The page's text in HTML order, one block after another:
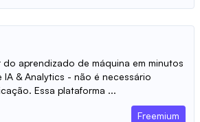
aprendizado de máquina em minutos
IA & Analytics - não é necessário
Essa plataforma ...
Freemium